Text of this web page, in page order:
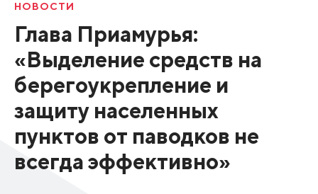
НОВОСТИ
Глава Приамурья:
«Выделение сред­ств на
берегоукрепле­ние и
защиту населенных
пунктов от павод­ков не
всегда эффективно»